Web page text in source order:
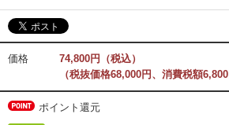
価格
74,800円（税込）
（税抜価格68,000円、消費税額6,800
ポイント還元